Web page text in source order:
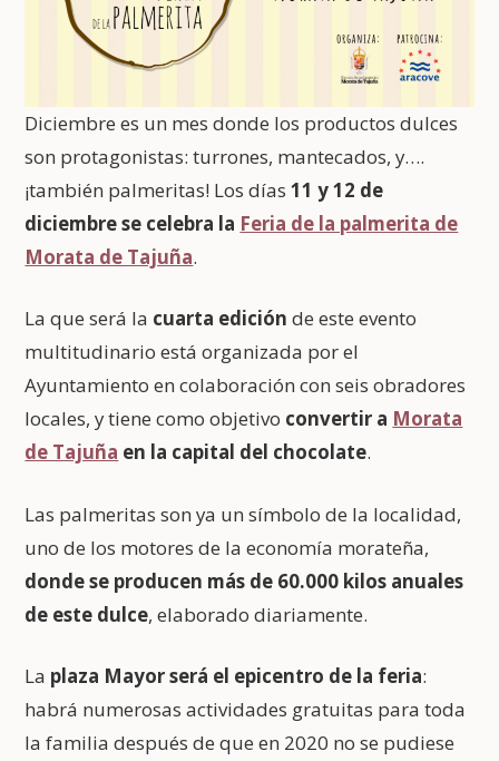
Diciembre es un mes donde los productos dulces
son protagonistas: turrones, mantecados, y….
¡también palmeritas! Los días11 y 12 de
diciembre se celebra la Feria de la palmerita de
Morata de Tajuña.
La que será la cuarta edición de este evento
multitudinario está organizada por el
Ayuntamiento en colaboración con seis obradores
locales, y tiene como objetivo convertir a Morata
de Tajuña en la capital del chocolate.
Las palmeritas son ya un símbolo de la localidad,
uno de los motores de la economía morateña,
donde se producen más de 60.000 kilos anuales
de este dulce, elaborado diariamente.
La plaza Mayor será el epicentro de la feria:
habrá numerosas actividades gratuitas para toda
la familia después de que en 2020 no se pudiese